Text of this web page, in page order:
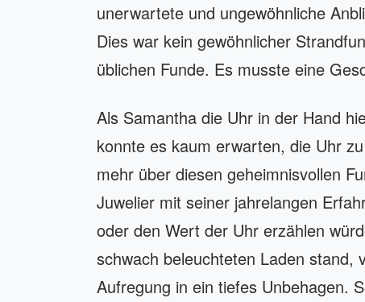
unerwartete und ungewöhnliche
Dies war kein gewöhnlicher
üblichen Funde. Es musste eine
Als Samantha die Uhr in der Hand
konnte es kaum erwarten, die Uhr
mehr über diesen geheimnisvollen
Juwelier mit seiner jahrelangen
oder den Wert der Uhr erzählen
schwach beleuchteten Laden stand,
Aufregung in ein tiefes Unbehagen.